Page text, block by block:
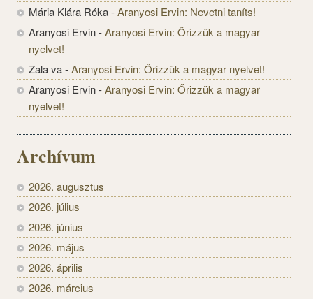
Mária Klára Róka-Aranyosi Ervin: Nevetni taníts!
Aranyosi Ervin-Aranyosi Ervin: Őrizzük a magyar
nyelvet!
Zala va-Aranyosi Ervin: Őrizzük a magyar nyelvet!
Aranyosi Ervin-Aranyosi Ervin: Őrizzük a magyar
nyelvet!
Archívum
2026. augusztus
2026. július
2026. június
2026. május
2026. április
2026. március